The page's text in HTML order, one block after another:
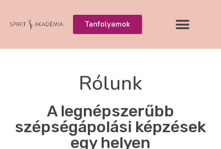
Tanfolyamok
Rólunk
A legnépszerűbb
szépségápolási képzések
egy helyen